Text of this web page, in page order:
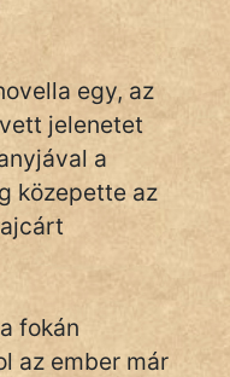
egy, az
jelenetet
a
közepette az
fokán
az ember már